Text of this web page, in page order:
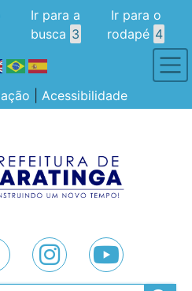
Ir para a
busca 3
Ir para o
rodapé 4
Acessibilidade